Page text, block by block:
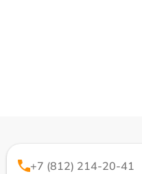
+7 (812) 214-20-41